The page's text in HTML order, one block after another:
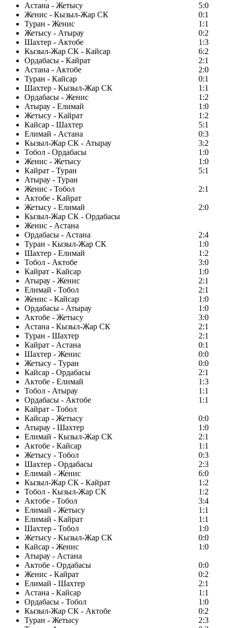
Астана - Жетысу
5:0
Женис - Кызыл-Жар СК
0:1
Туран - Женис
1:1
Жетысу - Атырау
0:2
Шахтер - Актобе
1:3
Кызыл-Жар СК - Кайсар
6:2
Ордабасы - Кайрат
2:1
Астана - Актобе
2:0
Туран - Кайсар
0:1
Шахтер - Кызыл-Жар СК
1:1
Ордабасы - Женис
1:2
Атырау - Елимай
1:0
Жетысу - Кайрат
1:2
Кайсар - Шахтер
5:1
Елимай - Астана
0:3
Кызыл-Жар СК - Атырау
3:2
Тобол - Ордабасы
1:0
Женис - Жетысу
1:0
Кайрат - Туран
5:1
Атырау - Туран
Женис - Тобол
2:1
Актобе - Кайрат
Жетысу - Елимай
2:0
Кызыл-Жар СК - Ордабасы
Женис - Астана
Ордабасы - Астана
2:4
Туран - Кызыл-Жар СК
1:0
Шахтер - Елимай
1:2
Тобол - Актобе
3:0
Кайрат - Кайсар
1:0
Атырау - Женис
2:1
Елимай - Тобол
2:1
Женис - Кайсар
1:0
Ордабасы - Атырау
1:0
Актобе - Жетысу
3:0
Астана - Кызыл-Жар СК
2:1
Туран - Шахтер
2:1
Кайрат - Астана
0:1
Шахтер - Женис
0:0
Жетысу - Туран
0:0
Кайсар - Ордабасы
2:1
Актобе - Елимай
1:3
Тобол - Атырау
1:1
Ордабасы - Актобе
1:1
Кайрат - Тобол
Кайсар - Жетысу
0:0
Атырау - Шахтер
1:0
Елимай - Кызыл-Жар СК
2:1
Актобе - Кайсар
1:1
Жетысу - Тобол
0:3
Шахтер - Ордабасы
2:3
Елимай - Женис
6:0
Кызыл-Жар СК - Кайрат
1:2
Тобол - Кызыл-Жар СК
1:2
Актобе - Тобол
3:4
Елимай - Жетысу
1:1
Елимай - Кайрат
1:1
Шахтер - Тобол
1:0
Жетысу - Кызыл-Жар СК
0:0
Кайсар - Женис
1:0
Атырау - Астана
Актобе - Ордабасы
0:0
Женис - Кайрат
0:2
Елимай - Шахтер
2:1
Астана - Кайсар
1:1
Ордабасы - Тобол
1:0
Кызыл-Жар СК - Актобе
0:2
Туран - Жетысу
2:3